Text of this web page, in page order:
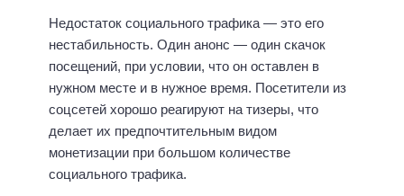
Недостаток социального трафика — это его
нестабильность. Один анонс — один скачок
посещений, при условии, что он оставлен в
нужном месте и в нужное время. Посетители из
соцсетей хорошо реагируют на тизеры, что
делает их предпочтительным видом
монетизации при большом количестве
социального трафика.